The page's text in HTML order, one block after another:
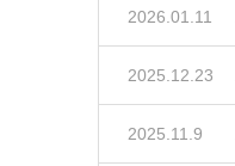
2026.01.11
2025.12.23
2025.11.9